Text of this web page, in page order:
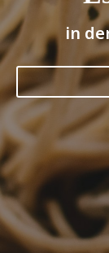
in